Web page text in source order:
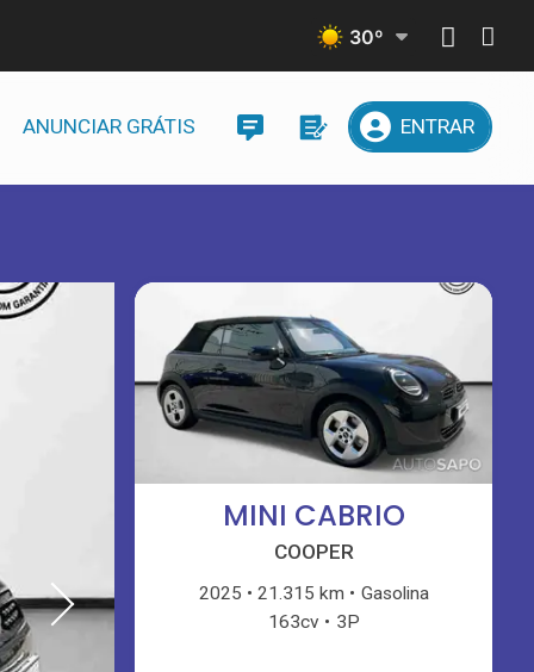
30º
ANUNCIAR GRÁTIS ENTRAR
MINI CABRIO
COOPER
2025 21.315 km
Gasolina
163cv
3P